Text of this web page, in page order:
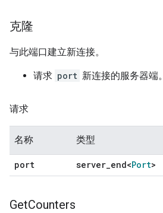
克隆
与此端口建立新连接。
请求 port 新连接的服务器端。
请求
名称 类型
port server end<Port>
GetCounters